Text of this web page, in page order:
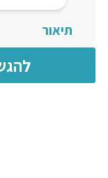
תיאור